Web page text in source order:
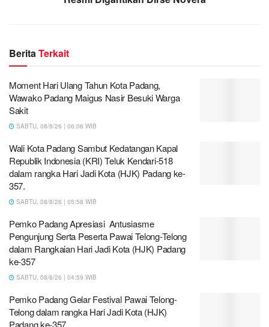
BeritaTerkait
Moment Hari Ulang Tahun Kota Padang,
Wawako Padang Maigus Nasir Besuki Warga
Sakit
SABTU, 08/8/26 | 06:08 WIB
Wali Kota Padang Sambut Kedatangan Kapal
Republik Indonesia (KRI) Teluk Kendari-518
dalam rangka Hari Jadi Kota (HJK) Padang ke-
357.
SABTU, 08/8/26 | 05:58 WIB
Pemko Padang Apresiasi Antusiasme
Pengunjung Serta Peserta Pawai Telong-Telong
dalam Rangkaian Hari Jadi Kota (HJK) Padang
ke-357
SABTU, 08/8/26 | 04:59 WIB
Pemko Padang Gelar Festival Pawai Telong-
Telong dalam rangka Hari Jadi Kota (HJK)